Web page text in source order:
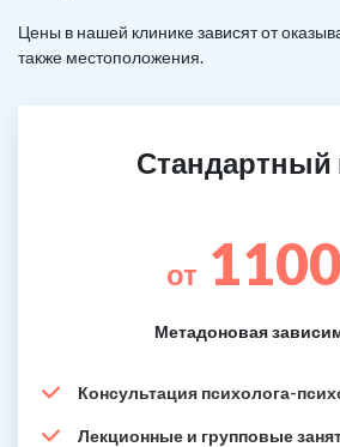
Цены в нашей клинике зависят от
также местоположения.
Стандартный
от 1100
Метадоновая
Консультация психолога-
Лекционные и групповые